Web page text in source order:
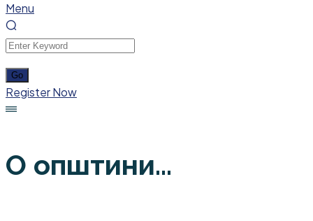
Menu
Register Now
О општини...